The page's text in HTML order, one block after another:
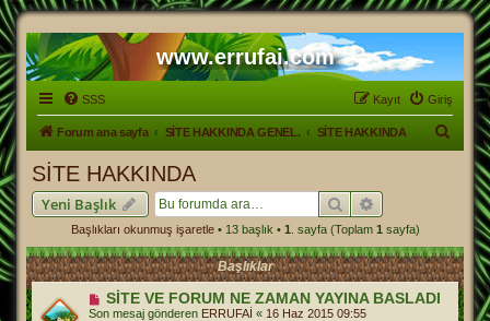
www.errufai.com
SSS Giriş
Kayıt
Forum ana sayfa SİTE HAKKINDA GENEL. SİTE HAKKINDA
SİTE HAKKINDA
Yeni Başlık Ara Gelişmiş arama
Başlıkları okunmuş işaretle• 13 başlık • 1 . sayfa (Toplam 1 sayfa)
Başlıklar
SİTE VE FORUM NE ZAMAN YAYINA BASLADI
Son mesaj gönderen ERRUFAİ « 16 Haz 2015 09:55